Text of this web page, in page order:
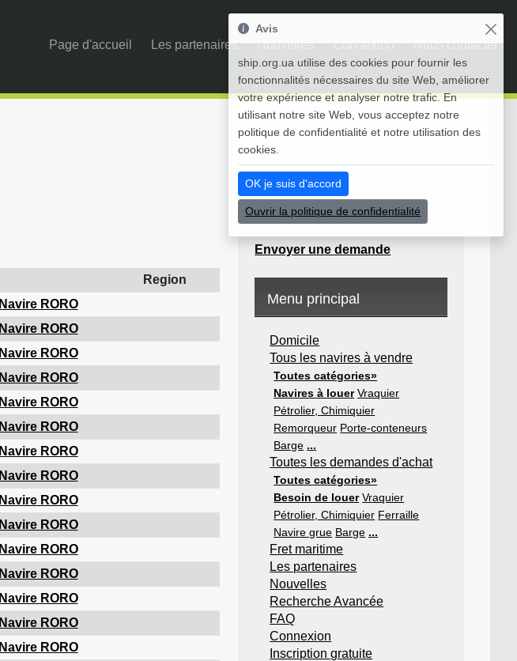
Page d'accueil Les partenaires Nouvelles Connexion Nous contacter
Region
Navire RORO
Navire RORO
Navire RORO
Navire RORO
Navire RORO
Navire RORO
Navire RORO
Navire RORO
Navire RORO
Navire RORO
Navire RORO
Navire RORO
Navire RORO
Navire RORO
Navire RORO
Envoyer une demande
Menu principal
Domicile
Tous les navires à vendre
Toutes catégories»
Navires à louer Vraquier
Pétrolier, Chimiquier
Remorqueur Porte-conteneurs
Barge ...
Toutes les demandes d'achat
Toutes catégories»
Besoin de louer Vraquier
Pétrolier, Chimiquier Ferraille
Navire grue Barge ...
Fret maritime
Les partenaires
Nouvelles
Recherche Avancée
FAQ
Connexion
Inscription gratuite
Avis
ship.org.ua utilise des cookies pour fournir les
fonctionnalités nécessaires du site Web, améliorer
votre expérience et analyser notre trafic. En
utilisant notre site Web, vous acceptez notre
politique de confidentialité et notre utilisation des
cookies.
OK je suis d'accord
Ouvrir la politique de confidentialité